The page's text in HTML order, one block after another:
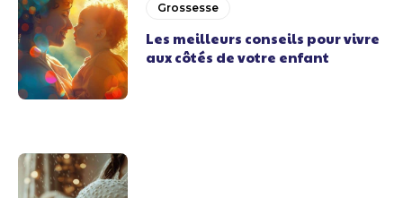
Grossesse
Les meilleurs conseils pour vivre
aux côtés de votre enfant